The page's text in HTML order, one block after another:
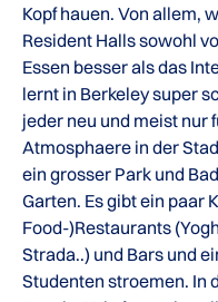
Kopf hauen. Von allem,
Resident Halls sowohl
Essen besser als das
lernt in Berkeley super
jeder neu und meist nur
Atmosphaere in der
ein grosser Park und
Garten. Es gibt ein paar
Food-)Restaurants
Strada..) und Bars und
Studenten stroemen. In